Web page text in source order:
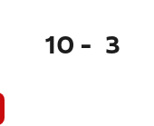
10 - 3